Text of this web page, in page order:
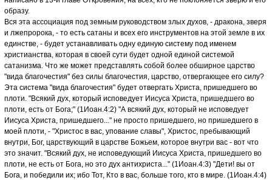
образу.
Вся эта ассоциация под земным руководством злых духов, - дракона, зверя
и лжепророка, - то есть сатаны и всех его инструментов на этой земле в их
единстве, - будет устанавливать одну единую систему под именем
христианства, которая в своей сути будет одной единой системой
сатанизма. Что же может представлять собой более обширное царство
"вида благочестия" без силы благочестия, царство, отвергающее его силу?
Эта система "вида благочестия" будет отвергать Христа, пришедшего во
плоти. "Всякий дух, который исповедует Иисуса Христа, пришедшего во
плоти, есть от Бога;" (1Иоан.4:2) "А всякий дух, который не исповедует
Иисуса Христа, пришедшего..." не просто пришедшего, но пришедшего в
моей плоти, - "Христос в вас, упование славы", Христос, пребывающий
внутри, Бог, царствующий в царстве Божьем, которое внутри вас - вот что
это значит. "Всякий дух, не исповедующий Иисуса Христа, пришедшего во
плоти, не есть от Бога, но это дух антихриста..." (1Иоан.4:3) "Дети! вы от
Бога, и победили их; ибо Тот, Кто в вас, больше того, кто в мире. (1Иоан.4:4)